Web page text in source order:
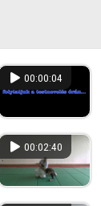
00:00:04
00:02:40